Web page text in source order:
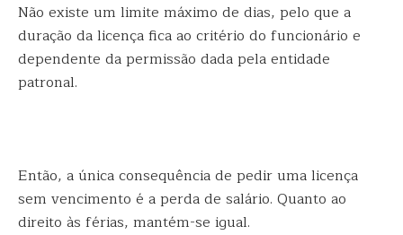
Não existe um limite máximo de dias, pelo que a
duração da licença fica ao critério do funcionário e
dependente da permissão dada pela entidade
patronal.
Então, a única consequência de pedir uma licença
sem vencimento é a perda de salário. Quanto ao
direito às férias, mantém-se igual.